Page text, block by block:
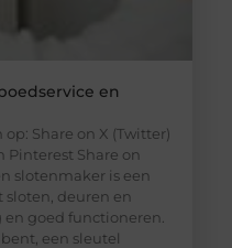
en
Share on X (Twitter)
Pinterest Share on
slotenmaker is een
sloten, deuren en
goed functioneren.
een sleutel